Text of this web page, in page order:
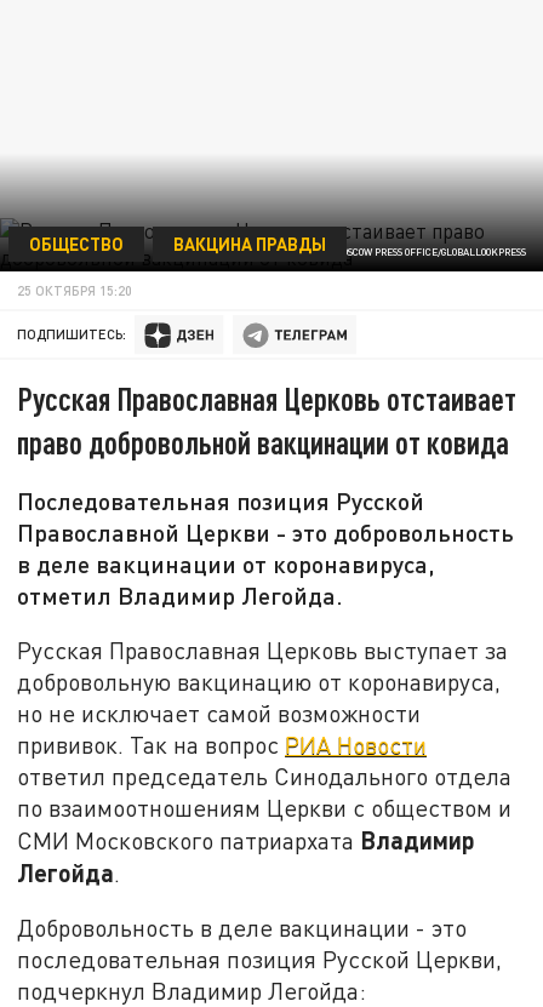
PATRIARCH OF MOSCOW PRESS OFFICE/GLOBALLOOKPRESS
ОБЩЕСТВО ВАКЦИНА ПРАВДЫ
25 ОКТЯБРЯ 15:20
ПОДПИШИТЕСЬ:
Русская Православная Церковь отстаивает
право добровольной вакцинации от ковида
Последовательная позиция Русской
Православной Церкви - это добровольность
в деле вакцинации от коронавируса,
отметил Владимир Легойда.
Русская Православная Церковь выступает за
добровольную вакцинацию от коронавируса,
но не исключает самой возможности
прививок. Так на вопрос РИА Новости
ответил председатель Синодального отдела
по взаимоотношениям Церкви с обществом и
СМИ Московского патриархата Владимир
Легойда.
Добровольность в деле вакцинации - это
последовательная позиция Русской Церкви,
подчеркнул Владимир Легойда: